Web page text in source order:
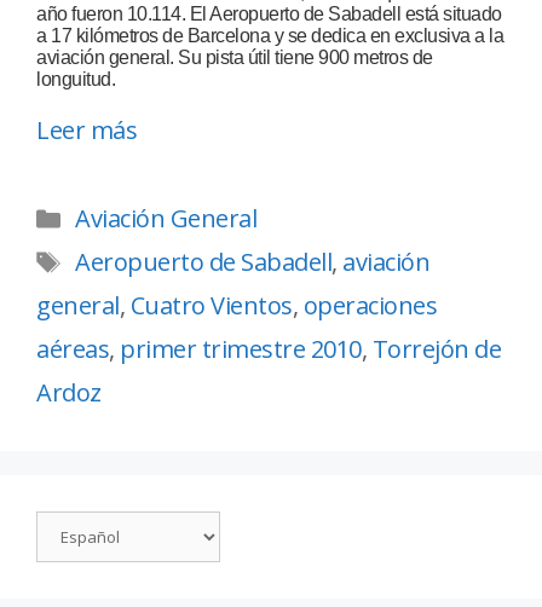
año fueron 10.114. El Aeropuerto de Sabadell está situado
a 17 kilómetros de Barcelona y se dedica en exclusiva a la
aviación general. Su pista útil tiene 900 metros de
longuitud.
Leer más
Aviación General
Aeropuerto de Sabadell, aviación
general, Cuatro Vientos, operaciones
aéreas, primer trimestre 2010, Torrejón de
Ardoz